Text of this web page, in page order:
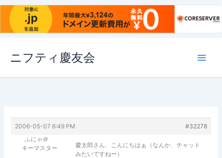
ス
ニフティ慶友会
2006-05-07 6:49 PM
#32278
ふにゃ＠
キーマスター
慶太郎さん、こんにちはぁ（なんか、チャット
みたいですねー）